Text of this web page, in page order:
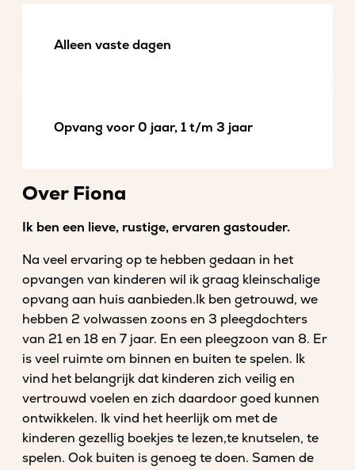
Alleen vaste dagen
Opvang voor 0 jaar, 1 t/m 3 jaar
Over Fiona
Ik ben een lieve, rustige, ervaren gastouder.
Na veel ervaring op te hebben gedaan in het
opvangen van kinderen wil ik graag kleinschalige
opvang aan huis aanbieden.Ik ben getrouwd, we
hebben 2 volwassen zoons en 3 pleegdochters
van 21 en 18 en 7 jaar. En een pleegzoon van 8. Er
is veel ruimte om binnen en buiten te spelen. Ik
vind het belangrijk dat kinderen zich veilig en
vertrouwd voelen en zich daardoor goed kunnen
ontwikkelen. Ik vind het heerlijk om met de
kinderen gezellig boekjes te lezen,te knutselen, te
spelen. Ook buiten is genoeg te doen. Samen de